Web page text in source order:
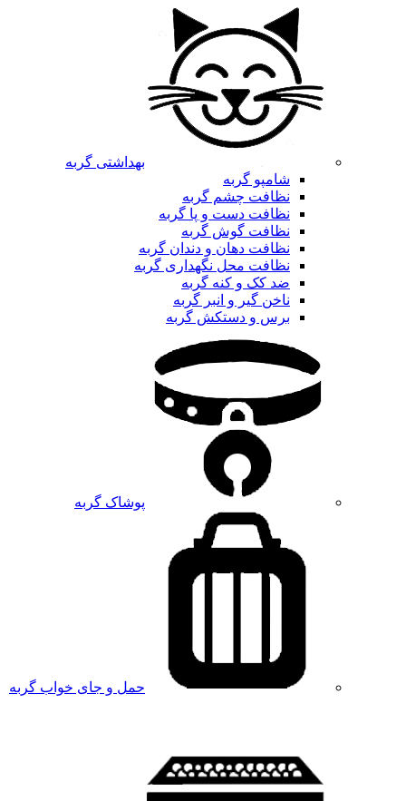
بهداشتی گربه
شامپو گربه
نظافت چشم گربه
نظافت دست و پا گربه
نظافت گوش گربه
نظافت دهان و دندان گربه
نظافت محل نگهداری گربه
ضد کک و کنه گربه
ناخن گیر و انبر گربه
برس و دستکش گربه
پوشاک گربه
حمل و جای خواب گربه